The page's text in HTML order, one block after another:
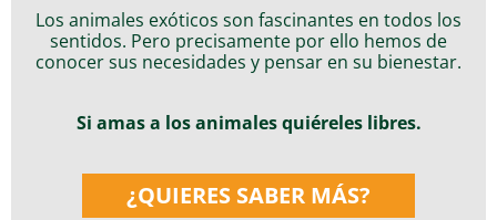
Los animales exóticos son fascinantes en todos los
sentidos. Pero precisamente por ello hemos de
conocer sus necesidades y pensar en su bienestar.
Si amas a los animales quiéreles libres.
¿QUIERES SABER MÁS?